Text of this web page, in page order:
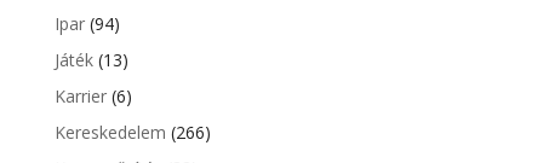
Ipar(94)
Játék(13)
Karrier(6)
Kereskedelem (266)